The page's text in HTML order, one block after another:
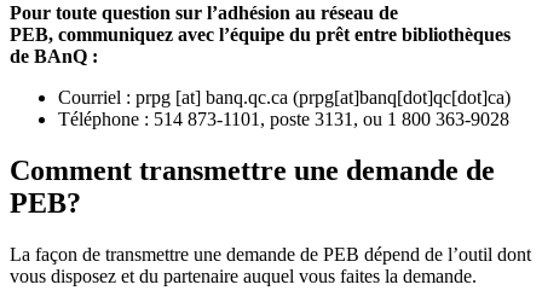
Pour toute question sur l’adhésion au réseau de
PEB, communiquez avec l’équipe du prêt entre bibliothèques
de BAnQ :
Courriel : prpg [at] banq.qc.ca (prpg[at]banq[dot]qc[dot]ca)
Téléphone : 514 873-1101, poste 3131, ou 1 800 363-9028
Comment transmettre une demande de
PEB?
La façon de transmettre une demande de PEB dépend de l’outil dont
vous disposez et du partenaire auquel vous faites la demande.